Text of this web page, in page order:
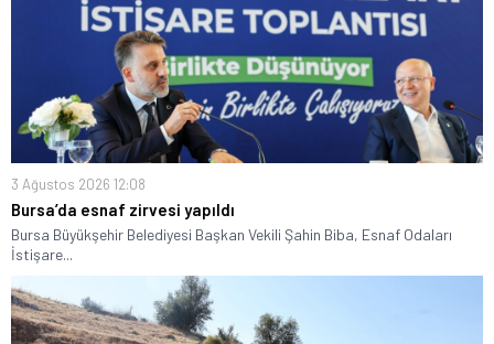
3 Ağustos 2026 12:08
Bursa’da esnaf zirvesi yapıldı
Bursa Büyükşehir Belediyesi Başkan Vekili Şahin Biba, Esnaf Odaları
İstişare...